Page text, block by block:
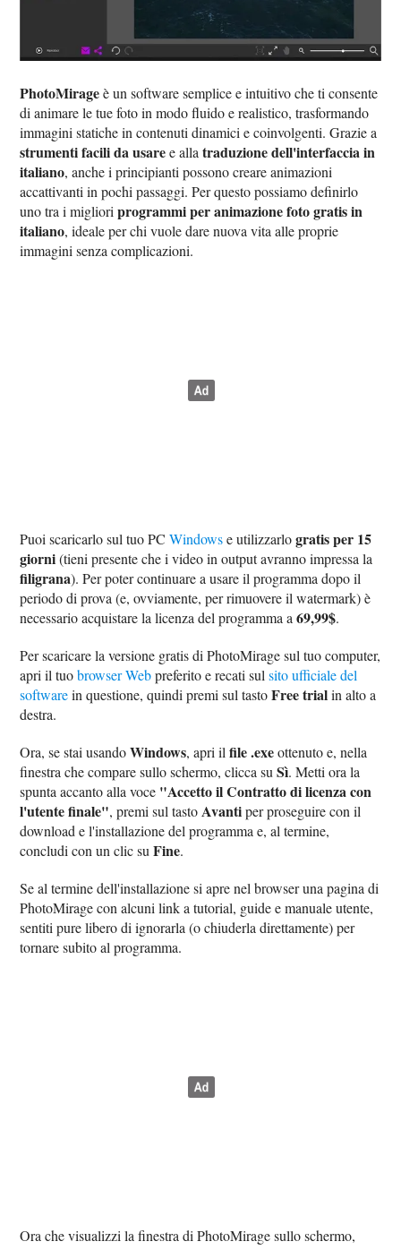
PhotoMirageè un software semplice e intuitivo che ti consente
di animare le tue foto in modo fluido e realistico, trasformando
immagini statiche in contenuti dinamici e coinvolgenti. Grazie a
strumenti facili da usaree allatraduzione dell'interfaccia in
italiano, anche i principianti possono creare animazioni
accattivanti in pochi passaggi. Per questo possiamo definirlo
uno tra i miglioriprogrammi per animazione foto gratis in
italiano, ideale per chi vuole dare nuova vita alle proprie
immagini senza complicazioni.
Puoi scaricarlo sul tuo PCWindowse utilizzarlogratis per 15
giorni(tieni presente che i video in output avranno impressa la
filigrana). Per poter continuare a usare il programma dopo il
periodo di prova (e, ovviamente, per rimuovere il watermark) è
necessario acquistare la licenza del programma a69,99$.
Per scaricare la versione gratis di PhotoMirage sul tuo computer,
apri il tuobrowser Webpreferito e recati sulsito ufficiale del
softwarein questione, quindi premi sul tastoFree trialin alto a
destra.
Ora, se stai usandoWindows, apri ilfile .exeottenuto e, nella
finestra che compare sullo schermo, clicca suSì. Metti ora la
spunta accanto alla voce "Accetto il Contratto di licenza con
l'utente finale", premi sul tasto Avantiper proseguire con il
download e l'installazione del programma e, al termine,
concludi con un clic suFine.
Se al termine dell'installazione si apre nel browser una pagina di
PhotoMirage con alcuni link a tutorial, guide e manuale utente,
sentiti pure libero di ignorarla (o chiuderla direttamente) per
tornare subito al programma.
Ora che visualizzi la finestra di PhotoMirage sullo schermo,